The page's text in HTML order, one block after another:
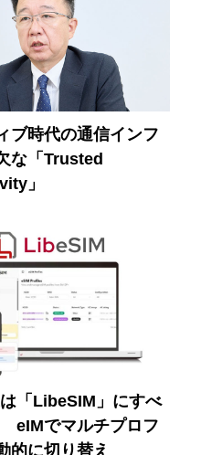
ブ時代の通信インフ
な「Trusted
」
「LibeSIM」にすべ
eIMでマルチプロフ
的に切り替え